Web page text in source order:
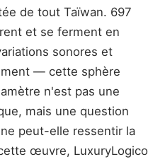
de tout Taïwan. 697
et se ferment en
sonores et
— cette sphère
n'est pas une
mais une question
peut-elle ressentir la
œuvre, LuxuryLogico